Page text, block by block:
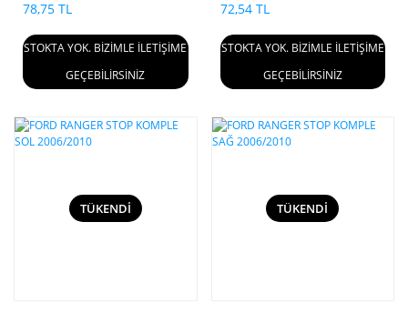
78,75 TL
STOKTA YOK. BİZİMLE İLETİŞİME
GEÇEBİLİRSİNİZ
72,54 TL
STOKTA YOK. BİZİMLE İLETİŞİME
GEÇEBİLİRSİNİZ
TÜKENDİ TÜKENDİ